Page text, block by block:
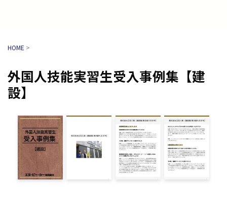
HOME >
外国人技能実習生受入事例集【建
設】